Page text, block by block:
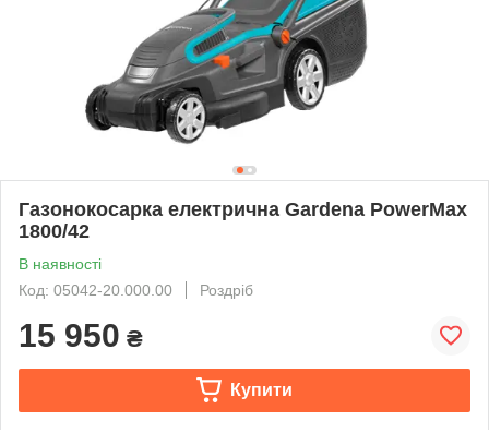
Газонокосарка електрична Gardena PowerMax
1800/42
В наявності
Код: 05042-20.000.00
Роздріб
15 950 ₴
Купити